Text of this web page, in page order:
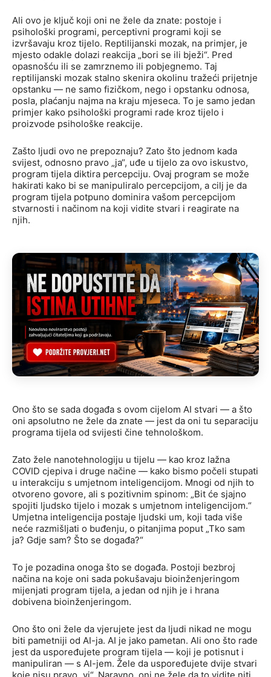
Ali ovo je ključ koji oni ne žele da znate: postoje i
psihološki programi, perceptivni programi koji se
izvršavaju kroz tijelo. Reptilijanski mozak, na primjer, je
mjesto odakle dolazi reakcija „bori se ili bježi“. Pred
opasnošću ili se zamrznemo ili pobjegnemo. Taj
reptilijanski mozak stalno skenira okolinu tražeći prijetnje
opstanku — ne samo fizičkom, nego i opstanku odnosa,
posla, plaćanju najma na kraju mjeseca. To je samo jedan
primjer kako psihološki programi rade kroz tijelo i
proizvode psihološke reakcije.
Zašto ljudi ovo ne prepoznaju? Zato što jednom kada
svijest, odnosno pravo „ja“, uđe u tijelo za ovo iskustvo,
program tijela diktira percepciju. Ovaj program se može
hakirati kako bi se manipuliralo percepcijom, a cilj je da
program tijela potpuno dominira vašom percepcijom
stvarnosti i načinom na koji vidite stvari i reagirate na
njih.
Ono što se sada događa s ovom cijelom AI stvari — a što
oni apsolutno ne žele da znate — jest da oni tu separaciju
programa tijela od svijesti čine tehnološkom.
Zato žele nanotehnologiju u tijelu — kao kroz lažna
COVID cjepiva i druge načine — kako bismo počeli stupati
u interakciju s umjetnom inteligencijom. Mnogi od njih to
otvoreno govore, ali s pozitivnim spinom: „Bit će sjajno
spojiti ljudsko tijelo i mozak s umjetnom inteligencijom.“
Umjetna inteligencija postaje ljudski um, koji tada više
neće razmišljati o buđenju, o pitanjima poput „Tko sam
ja? Gdje sam? Što se događa?“
To je pozadina onoga što se događa. Postoji bezbroj
načina na koje oni sada pokušavaju bioinženjeringom
mijenjati program tijela, a jedan od njih je i hrana
dobivena bioinženjeringom.
Ono što oni žele da vjerujete jest da ljudi nikad ne mogu
biti pametniji od AI-ja. AI je jako pametan. Ali ono što rade
jest da uspoređujete program tijela — koji je potisnut i
manipuliran — s AI-jem. Žele da uspoređujete dvije stvari